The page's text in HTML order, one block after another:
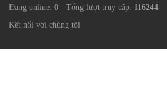
Đang online: 0 - Tổng lượt truy cập: 116244
Kết nối với chúng tôi